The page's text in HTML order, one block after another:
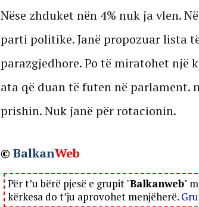
Nëse zhduket nën 4% nuk ja vlen.
parti politike. Janë propozuar lista
parazgjedhore. Po të miratohet një
ata që duan të futen në parlament.
prishin. Nuk janë për rotacionin.
© BalkanWeb
Për t’u bërë pjesë e grupit "Balkanweb"
kërkesa do t’ju aprovohet menjëherë.